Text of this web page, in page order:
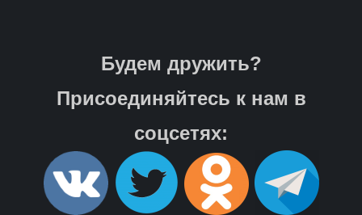
Будем дружить?
Присоединяйтесь к нам в
соцсетях: